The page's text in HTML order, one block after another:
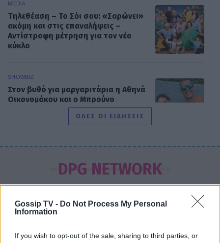
Gossip TV - Do Not Process My Personal
Information
If you wish to opt-out of the sale, sharing to third parties, or
MEDIA
Τηλεθέαση – Το Σόι σου: «Σαρώνει»
ακόμη και στις επαναλήψεις –
Αντίστροφη μέτρηση για τον νέο
κύκλο
SHOWBIZ
Στον βυθό για μαργαριτάρια η Αθηνά
Οικονομάκου και ο Μπρούνο
Τσερέλα - To βίντεο με την
Ιωάννα Μπούκη: Οι ανέμελες ημέρες
του Αυγούστου, τα απίθανα beach
looks & «χρέος» στις κόρες της
Βαλέρια Χοψονίδου - Αντώνης
ΟΛΕΣ ΟΙ ΕΙΔΗΣΕΙΣ
DPG NETWORK